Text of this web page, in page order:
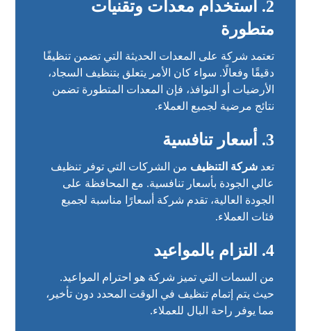
2. استخدام معدات وتقنيات
متطورة
تعتمد شركة على المعدات الحديثة التي تضمن تنظيفًا
دقيقًا وفعالًا. سواء كان الأمر يتعلق بتنظيف السجاد،
الأرضيات أو النوافذ، فإن المعدات المتطورة تضمن
نتائج مرضية لجميع العملاء.
3. أسعار تنافسية
تعدشركة التنظيف من الشركات التي توفر تنظيف
عالي الجودة بأسعار تنافسية. مع المحافظة على
الجودة العالية، تقدم شركة أسعارًا مناسبة لجميع
فئات العملاء.
4. التزام بالمواعيد
من السمات التي تميز شركة هو احترام المواعيد.
حيث يتم إتمام تنظيف في الوقت المحدد دون تأخير،
مما يوفر راحة البال للعملاء.